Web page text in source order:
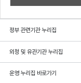
정부 관련기관 누리집
외청 및 유관기관 누리집
운영 누리집 바로가기